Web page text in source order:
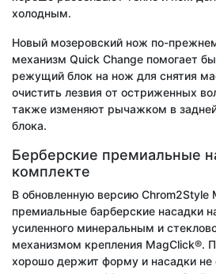
холодным.
Новый мозеровский нож по-
механизм Quick Change помогает
режущий блок на нож для снятия
очистить лезвия от остриженных
также изменяют рычажком в
блока.
Берберские премиальные
комплекте
В обновленную версию Chrom2Style
премиальные барберские насадки
усиленного минеральным и
механизмом крепления MagClick®.
хорошо держит форму и насадки не